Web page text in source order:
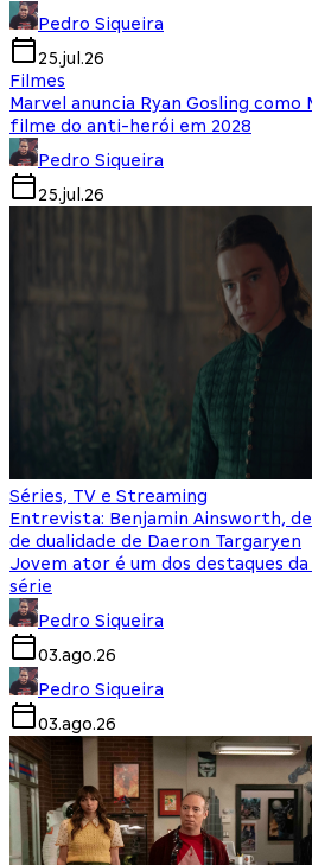
Pedro Siqueira
25.jul.26
Filmes
Marvel anuncia Ryan Gosling
filme do anti-herói em 2028
Pedro Siqueira
25.jul.26
Séries, TV e Streaming
Entrevista: Benjamin Ainsworth, de
de dualidade de Daeron Targaryen
Jovem ator é um dos destaques
série
Pedro Siqueira
03.ago.26
Pedro Siqueira
03.ago.26